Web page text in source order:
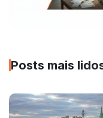
Posts mais